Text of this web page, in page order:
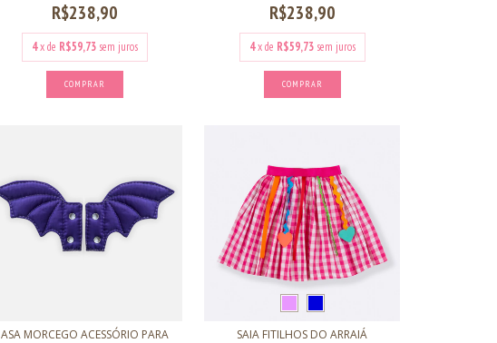
R$238,90
4x de R$59,73 sem juros
COMPRAR
R$238,90
4 x de R$59,73 sem juros
COMPRAR
ASA MORCEGO ACESSÓRIO PARA
SAIA FITILHOS DO ARRAIÁ